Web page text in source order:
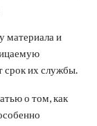
материала и
срок их службы.
о том, как